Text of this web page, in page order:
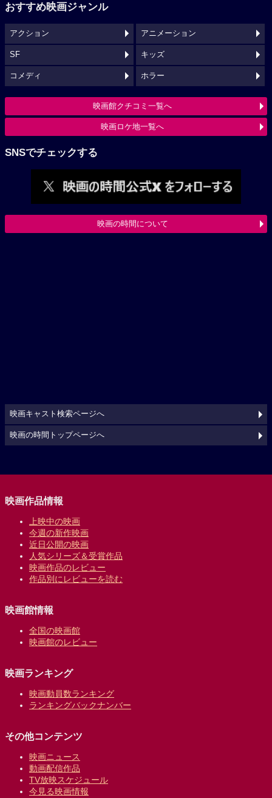
おすすめ映画ジャンル
アクション アニメーション
SF キッズ
コメディ ホラー
映画館クチコミ一覧へ
映画ロケ地一覧へ
SNSでチェックする
映画の時間について
映画キャスト検索ページへ
映画の時間トップページへ
映画作品情報
上映中の映画
今週の新作映画
近日公開の映画
人気シリーズ＆受賞作品
映画作品のレビュー
作品別にレビューを読む
映画館情報
全国の映画館
映画館のレビュー
映画ランキング
映画動員数ランキング
ランキングバックナンバー
その他コンテンツ
映画ニュース
動画配信作品
TV放映スケジュール
今見る映画情報